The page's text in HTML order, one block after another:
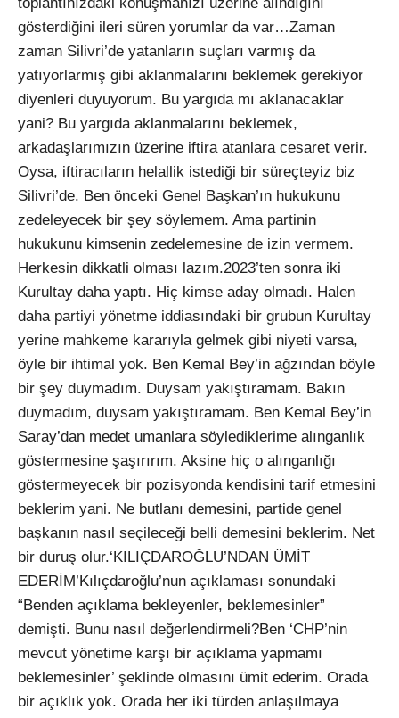
gösterdiğini ileri süren yorumlar da var…Zaman
zaman Silivri’de yatanların suçları varmış da
yatıyorlarmış gibi aklanmalarını beklemek gerekiyor
diyenleri duyuyorum. Bu yargıda mı aklanacaklar
yani? Bu yargıda aklanmalarını beklemek,
arkadaşlarımızın üzerine iftira atanlara cesaret verir.
Oysa, iftiracıların helallik istediği bir süreçteyiz biz
Silivri’de. Ben önceki Genel Başkan’ın hukukunu
zedeleyecek bir şey söylemem. Ama partinin
hukukunu kimsenin zedelemesine de izin vermem.
Herkesin dikkatli olması lazım.2023’ten sonra iki
Kurultay daha yaptı. Hiç kimse aday olmadı. Halen
daha partiyi yönetme iddiasındaki bir grubun Kurultay
yerine mahkeme kararıyla gelmek gibi niyeti varsa,
öyle bir ihtimal yok. Ben Kemal Bey’in ağzından böyle
bir şey duymadım. Duysam yakıştıramam. Bakın
duymadım, duysam yakıştıramam. Ben Kemal Bey’in
Saray’dan medet umanlara söylediklerime alınganlık
göstermesine şaşırırım. Aksine hiç o alınganlığı
göstermeyecek bir pozisyonda kendisini tarif etmesini
beklerim yani. Ne butlanı demesini, partide genel
başkanın nasıl seçileceği belli demesini beklerim. Net
bir duruş olur.‘KILIÇDAROĞLU’NDAN ÜMİT
EDERİM’Kılıçdaroğlu’nun açıklaması sonundaki
“Benden açıklama bekleyenler, beklemesinler”
demişti. Bunu nasıl değerlendirmeli?Ben ‘CHP’nin
mevcut yönetime karşı bir açıklama yapmamı
beklemesinler’ şeklinde olmasını ümit ederim. Orada
bir açıklık yok. Orada her iki türden anlaşılmaya